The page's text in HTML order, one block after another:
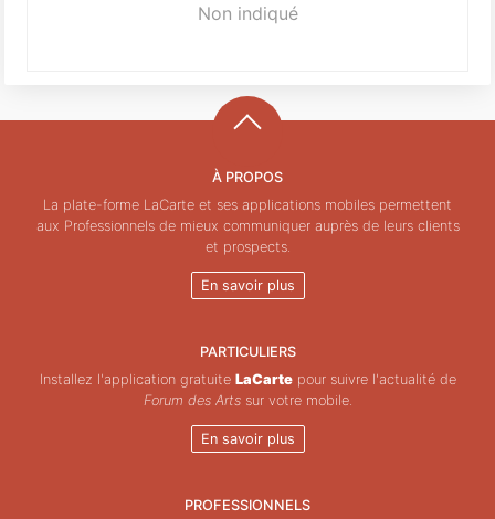
Non indiqué
À PROPOS
La plate-forme LaCarte et ses applications mobiles permettent
aux Professionnels de mieux communiquer auprès de leurs clients
et prospects.
En savoir plus
PARTICULIERS
Installez l'application gratuite LaCartepour suivre l'actualité de
Forum des Artssur votre mobile.
En savoir plus
PROFESSIONNELS